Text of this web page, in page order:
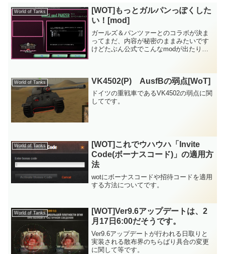
World of Tanks
[WOT]もっとガルパンっぽくした
い！[mod]
ガールズ＆パンツァーとのコラボが決ま
ってまだ、内容が秘密のままみたいです
けどたぶん公式でこんなmodが出たりす
wargaming.net...
World of Tanks VK4502(P) AusfBの弱点[WoT]
ドイツの重戦車であるVK4502の弱点に関
してです。
World of Tanks
[WOT]これでウハウハ「Invite
Code(ボーナスコード)」の適用方
法
wotにボーナスコードや招待コードを適用
する方法についてです。
World of Tanks
[WOT]Ver9.6アップデートは、2
月17日6:00だそうです。
Ver9.6アップデートが行われる日取りと
実装される散布界のちらばり具合の変更
に関して等です。